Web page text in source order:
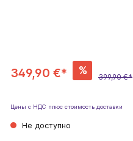
349,90 €* %
399,90 €*
Цены с НДС плюс стоимость доставки
Не доступно